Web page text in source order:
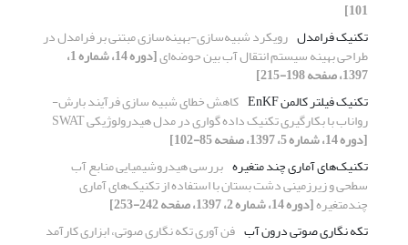
101]
تکنیک فرامدل رویکرد شبیه‌سازی-بهینه‌سازی مبتنی بر فرامدل در
طراحی بهینه سیستم انتقال آب بین حوضه‌ای [دوره 14، شماره 1،
1397، صفحه 198-215]
تکنیک فیلتر کالمن EnKF
کاهش خطای شبیه سازی فرآیند بارش-
رواناب با بکارگیری تکنیک داده گواری در مدل هیدرولوژیکی SWAT
[دوره 14، شماره 5، 1397، صفحه 85-102]
تکنیک‌های آماری چند متغیره بررسی هیدروشیمیایی منابع آب
سطحی و زیرزمینی دشت بستان با استفاده از تکنیک‌های آماری
چندمتغیره[دوره 14، شماره 2، 1397، صفحه 242-253]
تکه نگاری صوتی درون آب فن آوری تکه نگاری صوتی، ابزاری کارآمد